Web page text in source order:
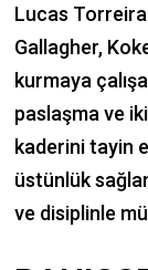
Lucas
Gallagher,
kurmaya
paslaşma ve
kaderini tayin
üstünlük
ve disiplinle